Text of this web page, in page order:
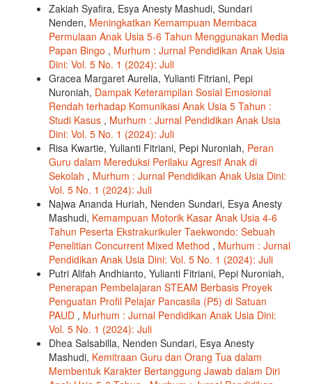
Zakiah Syafira, Esya Anesty Mashudi, Sundari
Nenden, Meningkatkan Kemampuan Membaca
Permulaan Anak Usia 5-6 Tahun Menggunakan Media
Papan Bingo , Murhum : Jurnal Pendidikan Anak Usia
Dini: Vol. 5 No. 1 (2024): Juli
Gracea Margaret Aurelia, Yulianti Fitriani, Pepi
Nuroniah, Dampak Keterampilan Sosial Emosional
Rendah terhadap Komunikasi Anak Usia 5 Tahun :
Studi Kasus , Murhum : Jurnal Pendidikan Anak Usia
Dini: Vol. 5 No. 1 (2024): Juli
Risa Kwartie, Yulianti Fitriani, Pepi Nuroniah, Peran
Guru dalam Mereduksi Perilaku Agresif Anak di
Sekolah , Murhum : Jurnal Pendidikan Anak Usia Dini:
Vol. 5 No. 1 (2024): Juli
Najwa Ananda Huriah, Nenden Sundari, Esya Anesty
Mashudi, Kemampuan Motorik Kasar Anak Usia 4-6
Tahun Peserta Ekstrakurikuler Taekwondo: Sebuah
Penelitian Concurrent Mixed Method , Murhum : Jurnal
Pendidikan Anak Usia Dini: Vol. 5 No. 1 (2024): Juli
Putri Alifah Andhianto, Yulianti Fitriani, Pepi Nuroniah,
Penerapan Pembelajaran STEAM Berbasis Proyek
Penguatan Profil Pelajar Pancasila (P5) di Satuan
PAUD , Murhum : Jurnal Pendidikan Anak Usia Dini:
Vol. 5 No. 1 (2024): Juli
Dhea Salsabilla, Nenden Sundari, Esya Anesty
Mashudi, Kemitraan Guru dan Orang Tua dalam
Membentuk Karakter Bertanggung Jawab dalam Diri